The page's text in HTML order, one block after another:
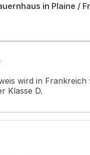
in Plaine /
Bauernhaus, erbaut
ein
wird in
Klasse D.